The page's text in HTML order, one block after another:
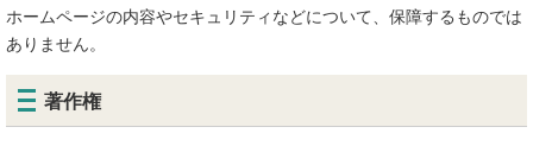
ホームページの内容やセキュリティなどについて、保障するものでは
ありません。
著作権